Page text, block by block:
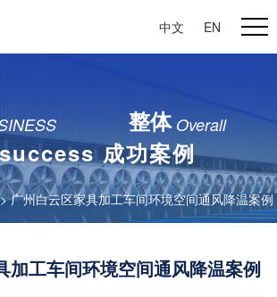
中文 EN
整体 Overall
成功案例
广州白云区家具加工车间环境空间通风降温案例
加工车间环境空间通风降温案例